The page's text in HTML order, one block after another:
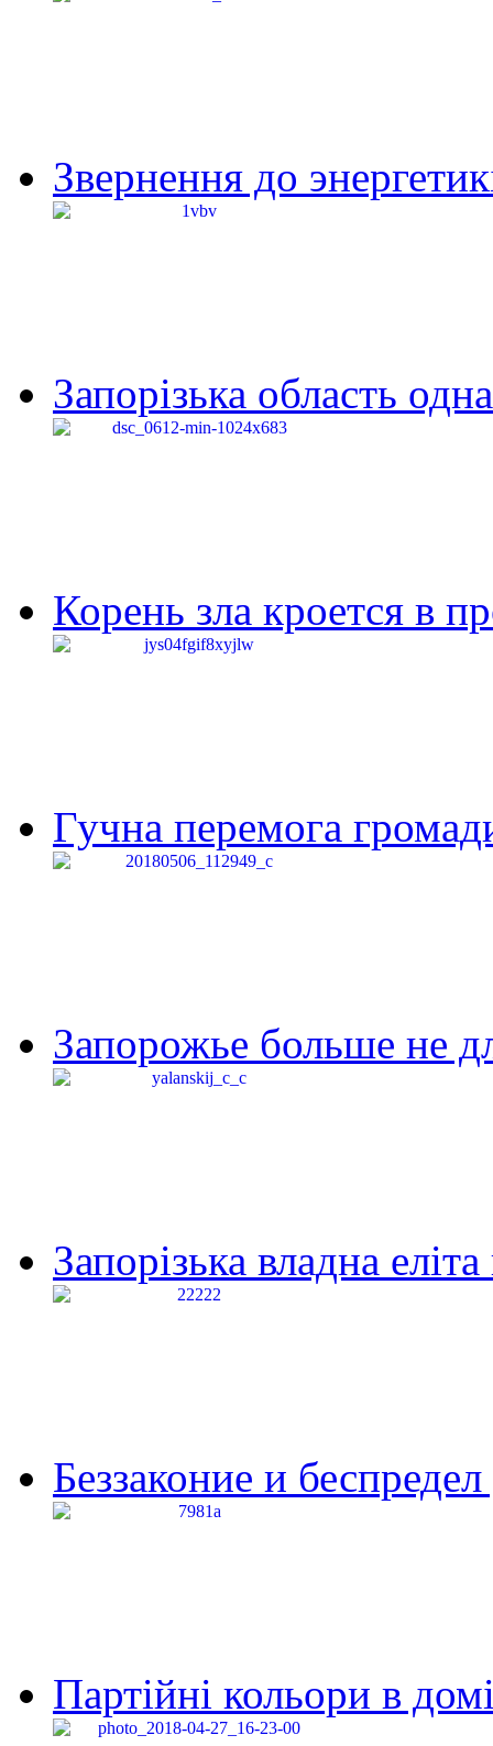
Звернення до
Запорізька область
Корень зла кроется в
Гучна перемога
Запорожье больше не
Запорізька владна
Беззаконие и
Партійні кольори в